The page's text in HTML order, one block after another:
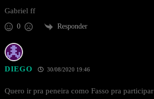
Gabriel ff
0 Responder
DIEGO 30/08/2020 19:46
Quero ir pra peneira como Fasso pra participar